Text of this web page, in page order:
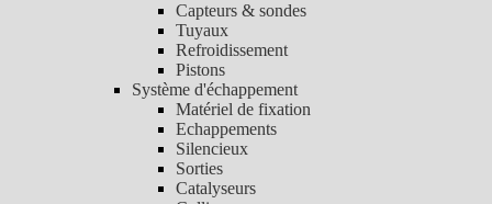
Capteurs & sondes
Tuyaux
Refroidissement
Pistons
Système d'échappement
Matériel de fixation
Echappements
Silencieux
Sorties
Catalyseurs